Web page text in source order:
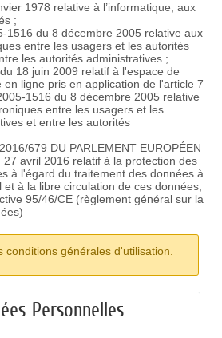
1978 relative à l’informatique, aux
;
1516 du 8 décembre 2005 relative aux
entre les usagers et les autorités
les autorités administratives ;
18 juin 2009 relatif à l'espace de
en ligne pris en application de l'article 7
1516 du 8 décembre 2005 relative
entre les usagers et les
et entre les autorités
679 DU PARLEMENT EUROPÉEN
27 avril 2016 relatif à la protection des
à l'égard du traitement des données à
à la libre circulation de ces données,
95/46/CE (règlement général sur la
conditions générales d'utilisation.
Personnelles